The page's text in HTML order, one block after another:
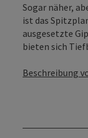
Sogar näher,
ist das
ausgesetzte
bieten sich
Beschreibung